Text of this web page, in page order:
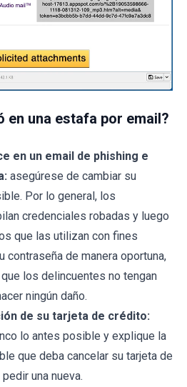
en una estafa por email?
en un email de phishing e
asegúrese de cambiar su
Por lo general, los
credenciales robadas y luego
que las utilizan con fines
contraseña de manera oportuna,
los delincuentes no tengan
ningún daño.
de su tarjeta de crédito:
lo antes posible y explique la
que deba cancelar su tarjeta de
una nueva.